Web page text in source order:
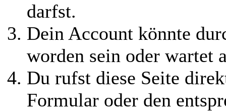
darfst.
Dein Account könnte
worden sein oder wartet
Du rufst diese Seite
Formular oder den